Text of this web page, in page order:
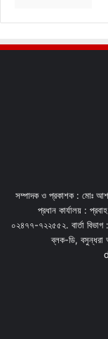
সম্পাদক ও প্রকাশক : মোঃ
প্রধান কার্যালয় :
০২৪৭৭-৭২২৫৫২. বার্তা
ব্লক-ডি,